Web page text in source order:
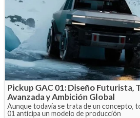
Pickup GAC 01: Diseño Futurista,
Avanzada y Ambición Global
Aunque todavía se trata de un concepto,
01 anticipa un modelo de producción